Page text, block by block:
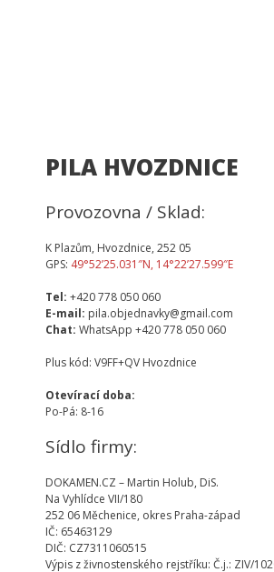
PILA HVOZDNICE
Provozovna / Sklad:
K Plazům, Hvozdnice, 252 05
GPS: 49°52’25.031″N, 14°22’27.599″E
Tel: +420 778 050 060
E-mail: pila.objednavky@gmail.com
Chat: WhatsApp +420 778 050 060
Plus kód: V9FF+QV Hvozdnice
Otevírací doba:
Po-Pá: 8-16
Sídlo firmy:
DOKAMEN.CZ – Martin Holub, DiS.
Na Vyhlídce VII/180
252 06 Měchenice, okres Praha-západ
IČ: 65463129
DIČ: CZ7311060515
Výpis z živnostenského rejstříku: Č.j.: ZIV/